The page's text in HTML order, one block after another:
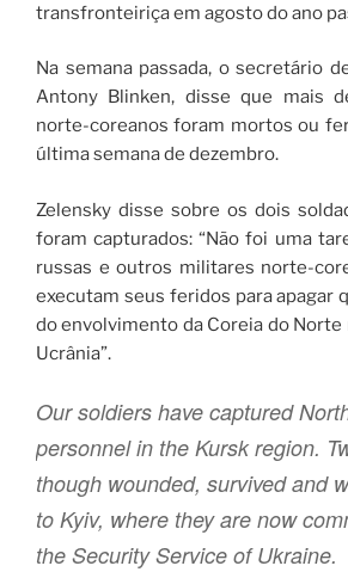
transfronteiriça em agosto do ano
Na semana passada, o secretário
Antony Blinken, disse que mais
norte-coreanos foram mortos ou
última semana de dezembro.
Zelensky disse sobre os dois
foram capturados: “Não foi uma
russas e outros militares norte-
executam seus feridos para apagar
do envolvimento da Coreia do Norte
Ucrânia”.
Our soldiers have captured
personnel in the Kursk region.
though wounded, survived and
to Kyiv, where they are now
the Security Service of Ukraine.